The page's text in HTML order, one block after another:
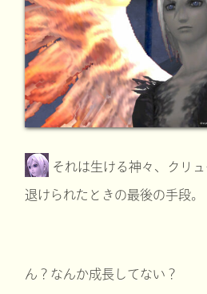
それは生ける神々、クリ
退けられたときの最後の手段。
ん？なんか成長してない？